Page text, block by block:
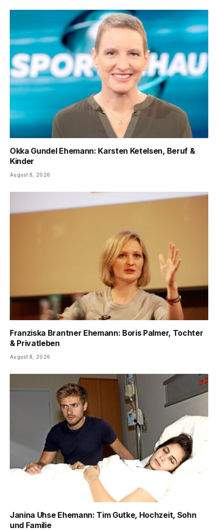
Okka Gundel Ehemann: Karsten Ketelsen, Beruf &
Kinder
August 8, 2026
Franziska Brantner Ehemann: Boris Palmer, Tochter
& Privatleben
August 8, 2026
Janina Uhse Ehemann: Tim Gutke, Hochzeit, Sohn
und Familie